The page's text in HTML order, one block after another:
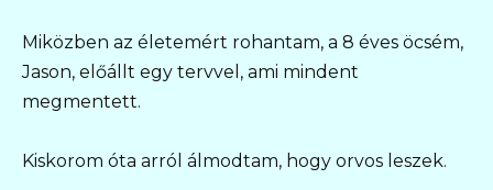
Miközben az életemért rohantam, a 8 éves öcsém,
Jason, előállt egy tervvel, ami mindent
megmentett.
Kiskorom óta arról álmodtam, hogy orvos leszek.